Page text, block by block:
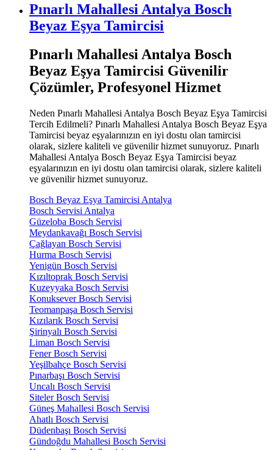
Pınarlı Mahallesi Antalya Bosch
Beyaz Eşya Tamircisi
Pınarlı Mahallesi Antalya Bosch
Beyaz Eşya Tamircisi Güvenilir
Çözümler, Profesyonel Hizmet
Neden Pınarlı Mahallesi Antalya Bosch Beyaz Eşya Tamircisi
Tercih Edilmeli? Pınarlı Mahallesi Antalya Bosch Beyaz Eşya
Tamircisi beyaz eşyalarınızın en iyi dostu olan tamircisi
olarak, sizlere kaliteli ve güvenilir hizmet sunuyoruz. Pınarlı
Mahallesi Antalya Bosch Beyaz Eşya Tamircisi beyaz
eşyalarınızın en iyi dostu olan tamircisi olarak, sizlere kaliteli
ve güvenilir hizmet sunuyoruz.
Bosch Beyaz Eşya Tamircisi Antalya
Bosch Servisi Antalya
Güzeloba Bosch Servisi
Meydankavağı Bosch Servisi
Çağlayan Bosch Servisi
Hurma Bosch Servisi
Yenigün Bosch Servisi
Kızıltoprak Bosch Servisi
Kuzeyyaka Bosch Servisi
Konuksever Bosch Servisi
Teomanpaşa Bosch Servisi
Kızılarık Bosch Servisi
Şirinyalı Bosch Servisi
Liman Bosch Servisi
Fener Bosch Servisi
Yeşilbahçe Bosch Servisi
Pınarbaşı Bosch Servisi
Uncalı Bosch Servisi
Siteler Bosch Servisi
Güneş Mahallesi Bosch Servisi
Ahatlı Bosch Servisi
Düdenbaşı Bosch Servisi
Gündoğdu Mahallesi Bosch Servisi